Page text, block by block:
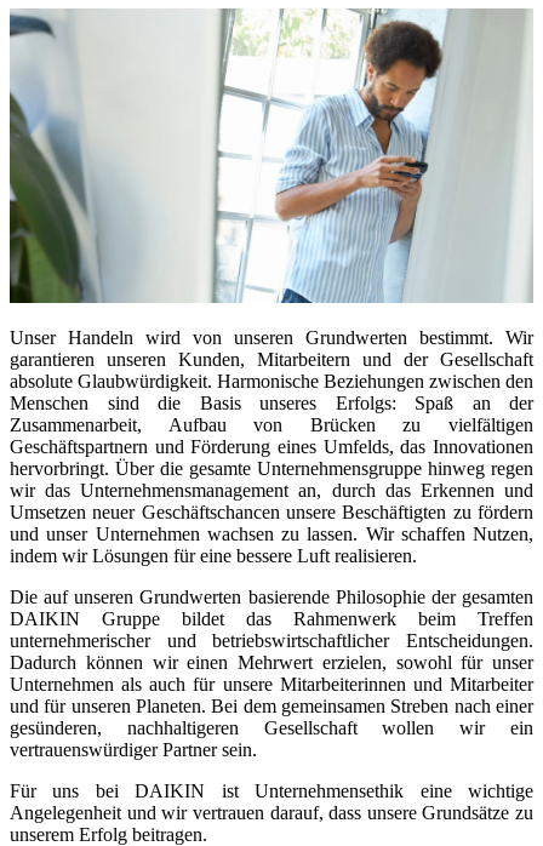
Unser Handeln wird von unseren Grundwerten bestimmt. Wir
garantieren unseren Kunden, Mitarbeitern und der Gesellschaft
absolute Glaubwürdigkeit. Harmonische Beziehungen zwischen den
Menschen sind die Basis unseres Erfolgs: Spaß an der
Zusammenarbeit, Aufbau von Brücken zu vielfältigen
Geschäftspartnern und Förderung eines Umfelds, das Innovationen
hervorbringt. Über die gesamte Unternehmensgruppe hinweg regen
wir das Unternehmensmanagement an, durch das Erkennen und
Umsetzen neuer Geschäftschancen unsere Beschäftigten zu fördern
und unser Unternehmen wachsen zu lassen. Wir schaffen Nutzen,
indem wir Lösungen für eine bessere Luft realisieren.
Die auf unseren Grundwerten basierende Philosophie der gesamten
DAIKIN Gruppe bildet das Rahmenwerk beim Treffen
unternehmerischer und betriebswirtschaftlicher Entscheidungen.
Dadurch können wir einen Mehrwert erzielen, sowohl für unser
Unternehmen als auch für unsere Mitarbeiterinnen und Mitarbeiter
und für unseren Planeten. Bei dem gemeinsamen Streben nach einer
gesünderen, nachhaltigeren Gesellschaft wollen wir ein
vertrauenswürdiger Partner sein.
Für uns bei DAIKIN ist Unternehmensethik eine wichtige
Angelegenheit und wir vertrauen darauf, dass unsere Grundsätze zu
unserem Erfolg beitragen.